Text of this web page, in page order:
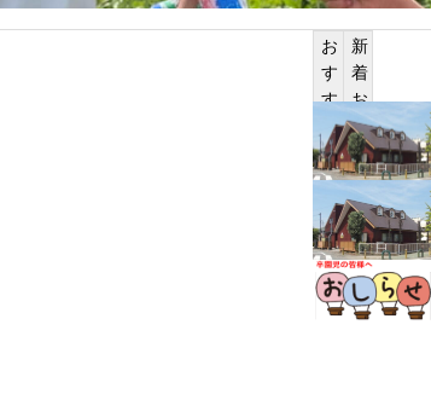
体験保育参加者募集
PILATES
サンプルテキスト。サンプルテキスト。
お
す
す
め
記
事
新
着
お
知
ら
せ